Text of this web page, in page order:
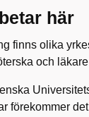
här
finns olika
och
förekommer